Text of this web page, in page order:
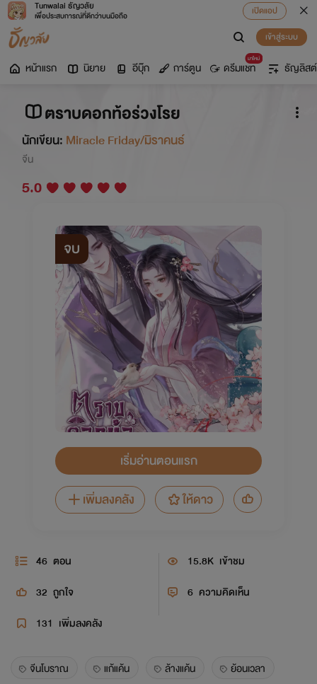
Tunwalai ธัญวลัย
เพื่อประสบการณ์ที่ดีกว่าบนมือถือ
เปิดแอป
เข้าสู่ระบบ
หน้าแรก นิยาย อีบุ๊ก การ์ตูน
มาใหม่
ดรีมแชท ธัญลิสต์
ตราบดอกท้อร่วงโรย
นักเขียน: Miracle Friday/มิราคนธ์
จีน
5.0
จบ
เริ่มอ่านตอนแรก
เพิ่มลงคลัง
ให้ดาว
46 ตอน 15.8K เข้าชม
32 ถูกใจ 6 ความคิดเห็น
131 เพิ่มลงคลัง
จีนโบราณ แก้แค้น ล้างแค้น
ย้อนเวลา